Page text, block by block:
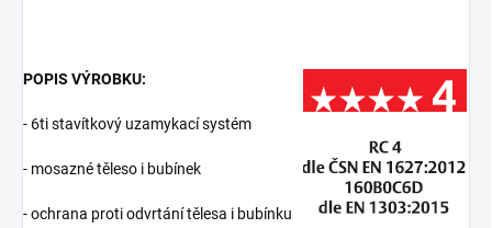
POPIS VÝROBKU:
- 6ti stavítkový uzamykací systém
- mosazné těleso i bubínek
- ochrana proti odvrtání tělesa i bubínku